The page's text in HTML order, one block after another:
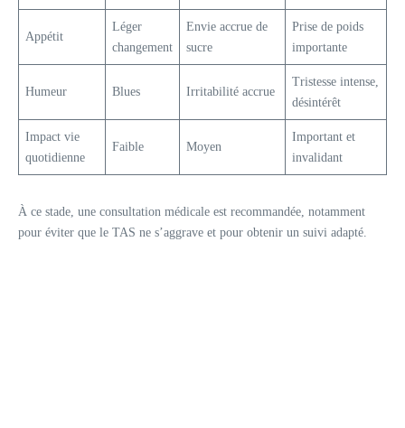
Appétit
Léger
changement
Envie accrue de
sucre
Prise de poids
importante
Humeur Blues Irritabilité accrue
Tristesse intense,
désintérêt
Impact vie
quotidienne
Faible Moyen
Important et
invalidant
À ce stade, une consultation médicale est recommandée, notamment
pour éviter que le TAS ne s’aggrave et pour obtenir un suivi adapté.